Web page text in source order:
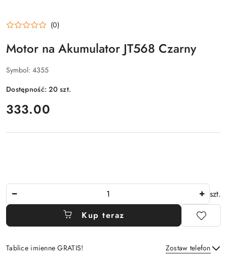
(0)
Motor na Akumulator JT568 Czarny
Symbol: 4355
Dostępność:20szt.
cena:
333.00
szt.
Kup teraz
Tablice imienne GRATIS! Zostaw telefon